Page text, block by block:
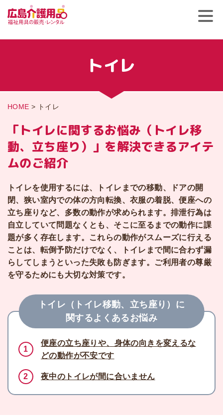
トイレ
HOME > トイレ
「トイレに関するお悩み（トイレ移
動、立ち座り）」を解決できるアイテ
ムのご紹介
トイレを使用するには、トイレまでの移動、ドアの開
閉、狭い室内での体の方向転換、衣服の着脱、便座への
立ち座りなど、多数の動作が求められます。排泄行為は
自立していて問題なくとも、そこに至るまでの動作に課
題が多く存在します。これらの動作がスムーズに行える
ことは、転倒予防だけでなく、トイレまで間に合わず漏
らしてしまうといった失敗も防ぎます。ご利用者の尊厳
を守るためにも大切な対策です。
トイレ（トイレ移動、立ち座り）に
関するよくあるお悩み
1
便座の立ち座りや、身体の向きを変えるな
どの動作が不安です
2 夜中のトイレが間に合いません